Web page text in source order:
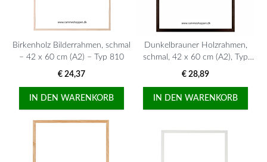
Birkenholz Bilderrahmen, schmal
– 42 x 60 cm (A2) – Typ 810
€ 24,37
IN DEN WARENKORB
Dunkelbrauner Holzrahmen,
schmal, 42 x 60 cm (A2), Typ
830
€ 28,89
IN DEN WARENKORB